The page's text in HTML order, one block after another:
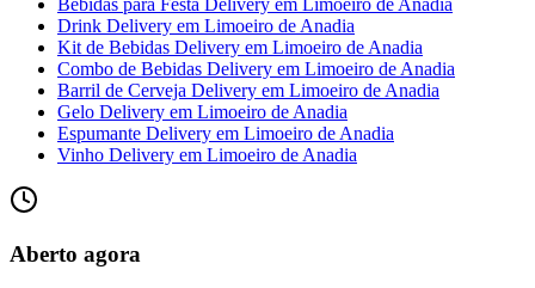
Bebidas para Festa Delivery em Limoeiro de Anadia
Drink Delivery em Limoeiro de Anadia
Kit de Bebidas Delivery em Limoeiro de Anadia
Combo de Bebidas Delivery em Limoeiro de Anadia
Barril de Cerveja Delivery em Limoeiro de Anadia
Gelo Delivery em Limoeiro de Anadia
Espumante Delivery em Limoeiro de Anadia
Vinho Delivery em Limoeiro de Anadia
Aberto agora